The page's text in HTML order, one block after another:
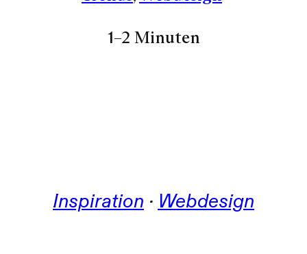
1–2 Minuten
Inspiration · Webdesign